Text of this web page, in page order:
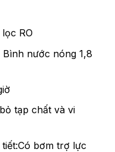
RO
nước nóng 1,8
tạp chất và vi
bơm trợ lực